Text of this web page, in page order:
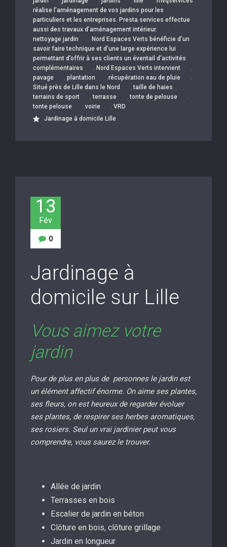
réalise l’aménagement de vos jardins pour les
particuliers et les entreprises. Presta services effectue
aussi des travaux d’aménagement intérieur.
,
nettoyage jardin , Nord Espaces Verts bénéficie d’un
savoir faire technique et d’une large expérience lui
permettant d’offrir à ses clients un éventail d’activités
complémentaires
, Nord Espaces Verts intervient ,
pavage , plantation , récupération eau de pluie ,
Situé près de Lille dans le Nord ,taille de haies ,
terrains de sport ,terrasse ,tonte de pelouse ,
tonte pelouse , voirie , VRD
Jardinage à domicile Lille
13
Fév
0
Jardinage à
domicile sur Lille
Vous aimez votre
jardin
Pour de plus en plus de personnes le jardin est
un élément affectif énorme. On aime ses plantes,
ses fleurs, on est heureux de regarder évoluer
ses plantes, de respirer ses herbes aromatiques,
ses rosiers. Seul un vrai jardinier peut vous
comprendre, vous saurez le trouver.
Allée de jardin
Terrasses en bois
Escalier de jardin en béton
Clôture en bois, clôture grillage
Jardin en longueur